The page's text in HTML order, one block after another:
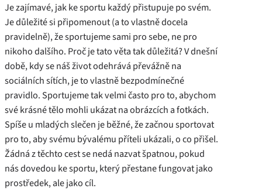
Je zajímavé, jak ke sportu každý přistupuje po svém.
Je důležité si připomenout (a to vlastně docela
pravidelně), že sportujeme sami pro sebe, ne pro
nikoho dalšího. Proč je tato věta tak důležitá? V dnešní
době, kdy se náš život odehrává převážně na
sociálních sítích, je to vlastně bezpodmínečné
pravidlo. Sportujeme tak velmi často pro to, abychom
své krásné tělo mohli ukázat na obrázcích a fotkách.
Spíše u mladých slečen je běžné, že začnou sportovat
pro to, aby svému bývalému příteli ukázali, o co přišel.
Žádná z těchto cest se nedá nazvat špatnou, pokud
nás dovedou ke sportu, který přestane fungovat jako
prostředek, ale jako cíl.